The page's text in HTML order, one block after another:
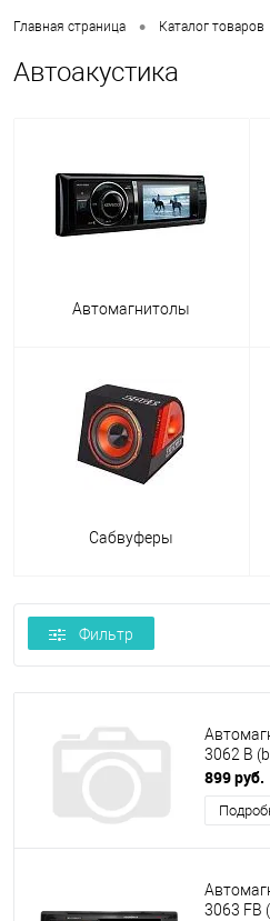
Главная страница • Каталог товаров
Автоакустика
Автомагнитолы
Сабвуферы
Фильтр
3062 B
899 руб.
3063 FB